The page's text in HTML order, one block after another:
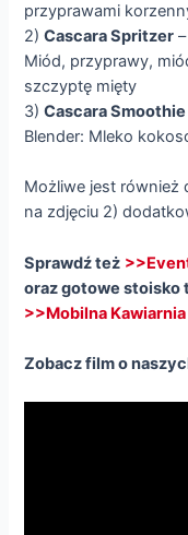
przyprawami
2)Cascara Spritzer
Miód, przyprawy,
szczyptę mięty
3)Cascara Smoothie
Blender: Mleko
Możliwe jest również
na zdjęciu 2)
Sprawdź też
oraz gotowe stoisko
>>Mobilna
Zobacz film o